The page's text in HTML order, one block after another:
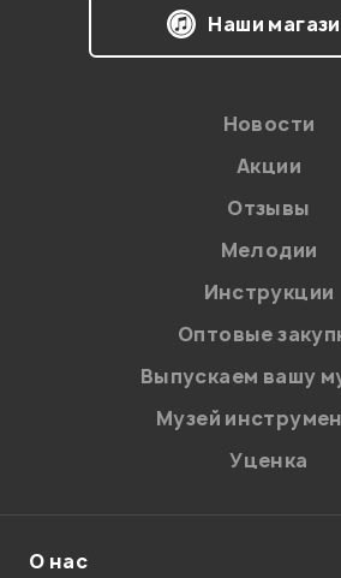
согласиена обработку
соответствии сПолитикой в
персональных данных.
Наши
Новости
Акции
Отзывы
Мелодии
Инструкции
Оптовые
Выпускаем вашу
Музей
Уценка
О нас